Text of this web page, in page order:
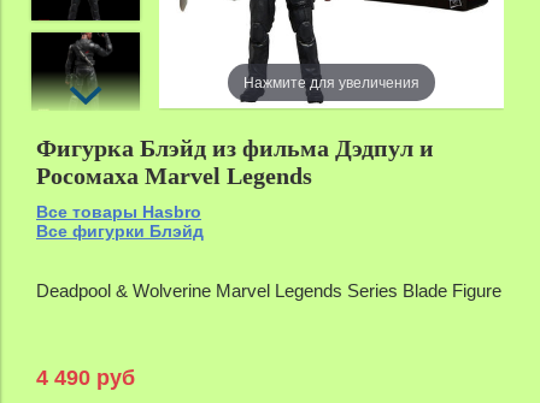
Нажмите для увеличения
Фигурка Блэйд из фильма Дэдпул и
Росомаха Marvel Legends
Все товары Hasbro
Все фигурки Блэйд
Deadpool & Wolverine Marvel Legends Series Blade Figure
4 490 руб